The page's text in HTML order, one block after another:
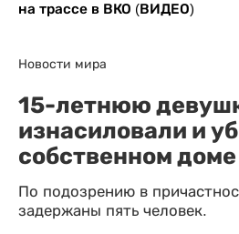
на трассе в ВКО (ВИДЕО)
Новости мира
15-летнюю
изнасиловали и
собственном доме
По подозрению в
задержаны пять человек.